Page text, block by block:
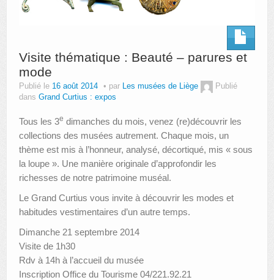
Visite thématique : Beauté – parures et
mode
Publié le 16 août 2014 par Les musées de Liège
Publié
dans Grand Curtius : expos
Tous les 3e dimanches du mois, venez (re)découvrir les
collections des musées autrement. Chaque mois, un
thème est mis à l’honneur, analysé, décortiqué, mis « sous
la loupe ». Une manière originale d’approfondir les
richesses de notre patrimoine muséal.
Le Grand Curtius vous invite à découvrir les modes et
habitudes vestimentaires d’un autre temps.
Dimanche 21 septembre 2014
Visite de 1h30
Rdv à 14h à l’accueil du musée
Inscription Office du Tourisme 04/221.92.21